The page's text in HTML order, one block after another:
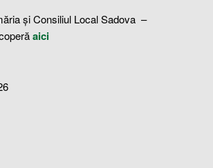
și Consiliul Local Sadova –
aici